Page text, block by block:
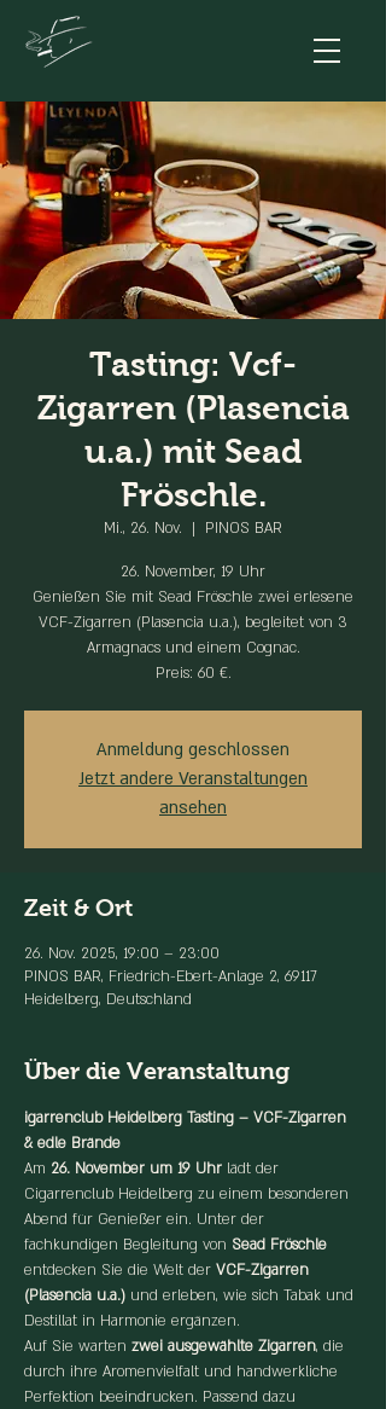
Tasting: Vcf-
Zigarren (Plasencia
u.a.) mit Sead
Fröschle.
Mi., 26. Nov.
  |
PINOS BAR
26. November, 19 Uhr
Genießen Sie mit Sead Fröschle zwei erlesene
VCF-Zigarren (Plasencia u.a.), begleitet von 3
Armagnacs und einem Cognac.
Preis: 60 €.
Anmeldung geschlossen
Jetzt andere Veranstaltungen
ansehen
Zeit & Ort
26. Nov. 2025, 19:00 – 23:00
PINOS BAR, Friedrich-Ebert-Anlage 2, 69117
Heidelberg, Deutschland
Über die Veranstaltung
igarrenclub Heidelberg Tasting – VCF-Zigarren
& edle Brände
Am 26. November um 19 Uhr lädt der
Cigarrenclub Heidelberg zu einem besonderen
Abend für Genießer ein. Unter der
fachkundigen Begleitung von Sead Fröschle
entdecken Sie die Welt der VCF-Zigarren
(Plasencia u.a.) und erleben, wie sich Tabak und
Destillat in Harmonie ergänzen.
Auf Sie warten zwei ausgewählte Zigarren, die
durch ihre Aromenvielfalt und handwerkliche
Perfektion beeindrucken. Passend dazu